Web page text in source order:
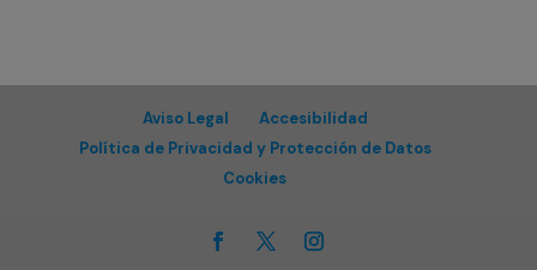
Aviso Legal
Accesibilidad
Política de Privacidad y Protección de Datos
Cookies